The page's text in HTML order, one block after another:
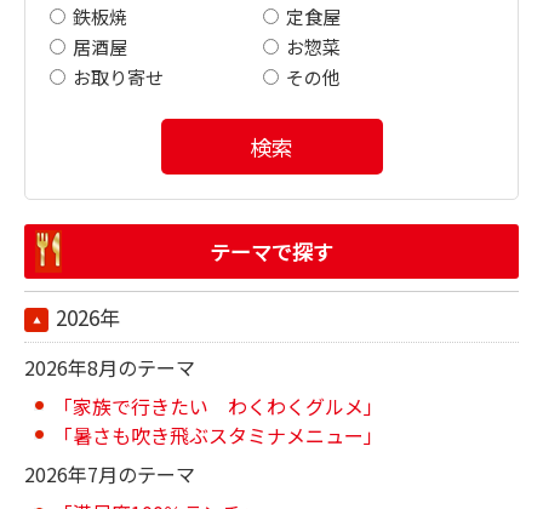
鉄板焼
定食屋
居酒屋
お惣菜
お取り寄せ
その他
検索
テーマで探す
2026年
2026年8月のテーマ
「家族で行きたい わくわくグルメ」
「暑さも吹き飛ぶスタミナメニュー」
2026年7月のテーマ